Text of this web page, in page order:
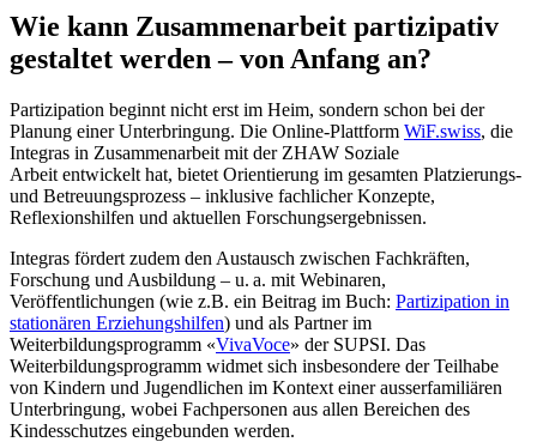
Wie kann Zusammenarbeit partizipativ
gestaltet werden – von Anfang an?
Partizipation beginnt nicht erst im Heim, sondern schon bei der
Planung einer Unterbringung. Die Online-Plattform WiF.swiss, die
Integras in Zusammenarbeit mit der ZHAW Soziale
Arbeit entwickelt hat, bietet Orientierung im gesamten Platzierungs-
und Betreuungsprozess – inklusive fachlicher Konzepte,
Reflexionshilfen und aktuellen Forschungsergebnissen.
Integras fördert zudem den Austausch zwischen Fachkräften,
Forschung und Ausbildung – u. a. mit Webinaren,
Veröffentlichungen (wie z.B. ein Beitrag im Buch: Partizipation in
stationären Erziehungshilfen) und als Partner im
Weiterbildungsprogramm «VivaVoce» der SUPSI. Das
Weiterbildungsprogramm widmet sich insbesondere der Teilhabe
von Kindern und Jugendlichen im Kontext einer ausserfamiliären
Unterbringung, wobei Fachpersonen aus allen Bereichen des
Kindesschutzes eingebunden werden.